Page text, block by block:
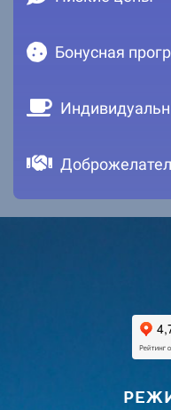
Бонусная